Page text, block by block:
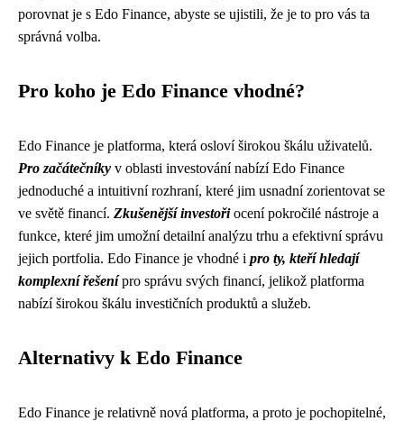
porovnat je s Edo Finance, abyste se ujistili, že je to pro vás ta
správná volba.
Pro koho je Edo Finance vhodné?
Edo Finance je platforma, která osloví širokou škálu uživatelů.
Pro začátečníky v oblasti investování nabízí Edo Finance
jednoduché a intuitivní rozhraní, které jim usnadní zorientovat se
ve světě financí. Zkušenější investořiocení pokročilé nástroje a
funkce, které jim umožní detailní analýzu trhu a efektivní správu
jejich portfolia. Edo Finance je vhodné i pro ty, kteří hledají
komplexní řešenípro správu svých financí, jelikož platforma
nabízí širokou škálu investičních produktů a služeb.
Alternativy k Edo Finance
Edo Finance je relativně nová platforma, a proto je pochopitelné,